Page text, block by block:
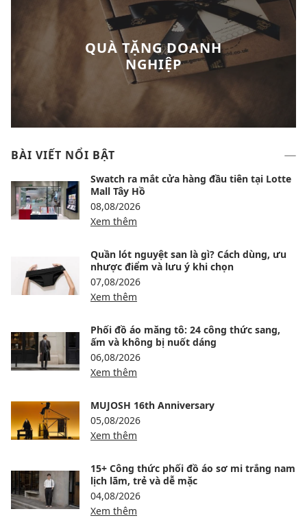
QUÀ TẶNG DOANH
NGHIỆP
BÀI VIẾT NỔI BẬT
Swatch ra mắt cửa hàng đầu tiên tại Lotte
Mall Tây Hồ
08,08/2026
Xem thêm
Quần lót nguyệt san là gì? Cách dùng, ưu
nhược điểm và lưu ý khi chọn
07,08/2026
Xem thêm
Phối đồ áo măng tô: 24 công thức sang,
ấm và không bị nuốt dáng
06,08/2026
Xem thêm
MUJOSH 16th Anniversary
05,08/2026
Xem thêm
15+ Công thức phối đồ áo sơ mi trắng nam
lịch lãm, trẻ và dễ mặc
04,08/2026
Xem thêm